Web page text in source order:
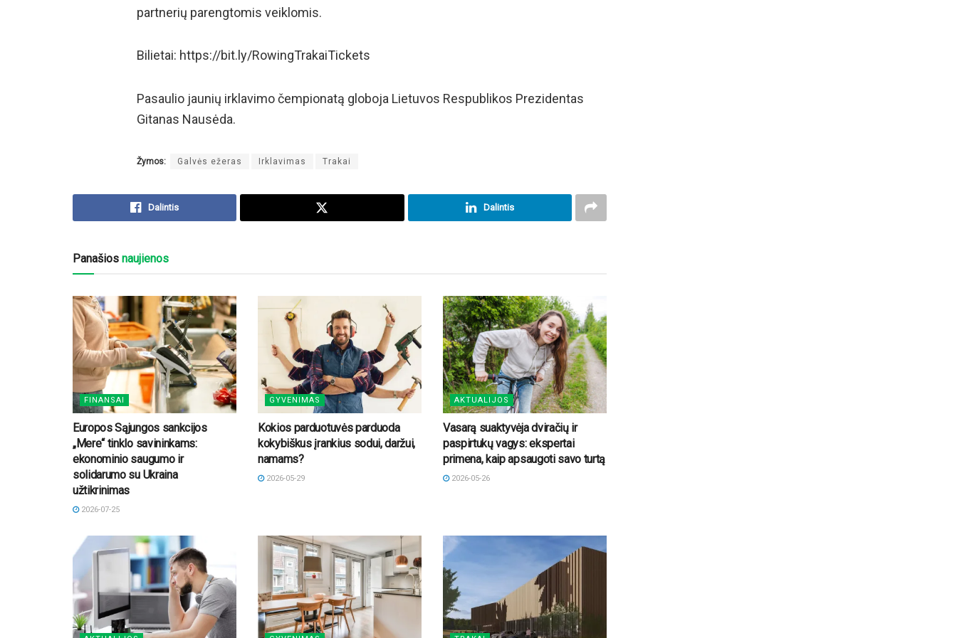
partnerių parengtomis veiklomis.
Bilietai: https://bit.ly/RowingTrakaiTickets
Pasaulio jaunių irklavimo čempionatą globoja Lietuvos Respublikos Prezidentas
Gitanas Nausėda.
Žymos: Galvės ežeras Irklavimas Trakai
Dalintis Dalintis
Panašios naujienos
FINANSAI
Europos Sąjungos sankcijos
„Mere“ tinklo savininkams:
ekonominio saugumo ir
solidarumo su Ukraina
užtikrinimas
2026-07-25
GYVENIMAS
Kokios parduotuvės parduoda
kokybiškus įrankius sodui, daržui,
namams?
2026-05-29
AKTUALIJOS
Vasarą suaktyvėja dviračių ir
paspirtukų vagys: ekspertai
primena, kaip apsaugoti savo turtą
2026-05-26